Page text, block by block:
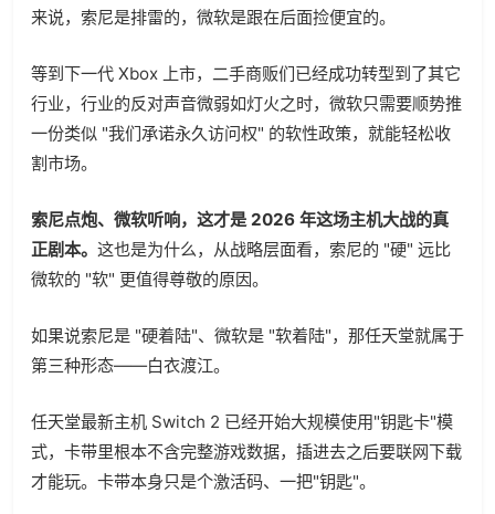
来说，索尼是排雷的，微软是跟在后面捡便宜的。
等到下一代 Xbox 上市，二手商贩们已经成功转型到了其它
行业，行业的反对声音微弱如灯火之时，微软只需要顺势推
一份类似 "我们承诺永久访问权" 的软性政策，就能轻松收
割市场。
索尼点炮、微软听响，这才是 2026 年这场主机大战的真
正剧本。 这也是为什么，从战略层面看，索尼的 "硬" 远比
微软的 "软" 更值得尊敬的原因。
如果说索尼是 "硬着陆"、微软是 "软着陆"，那任天堂就属于
第三种形态——白衣渡江。
任天堂最新主机 Switch 2 已经开始大规模使用"钥匙卡"模
式，卡带里根本不含完整游戏数据，插进去之后要联网下载
才能玩。卡带本身只是个激活码、一把"钥匙"。